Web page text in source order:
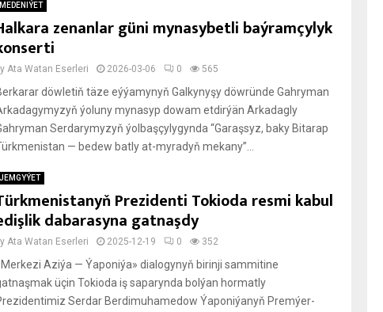
MEDENIÝET
zenanlar güni mynasybetli baýramçylyk
Ata Watan Eserleri 2026-03-06 0 565
döwletiň täze eýýamynyň Galkynyşy döwründe Gahryman
ýoluny mynasyp dowam etdirýän Arkadagly
Serdarymyzyň ýolbaşçylygynda “Garaşsyz, baky Bitarap
— bedew batly at-myradyň mekany”...
JEMGYÝET
Prezidenti Tokioda resmi kabul
dabarasyna gatnaşdy
Ata Watan Eserleri 2025-12-19 0 352
Aziýa — Ýaponiýa» dialogynyň birinji sammitine
üçin Tokioda iş saparynda bolýan hormatly
Serdar Berdimuhamedow Ýaponiýanyň Premýer-